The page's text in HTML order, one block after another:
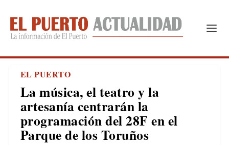
EL PUERTO
La música, el teatro y la
artesanía centrarán la
programación del 28F en el
Parque de los Toruños